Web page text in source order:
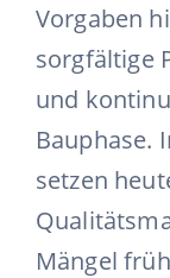
Vorgaben
sorgfältige
und
Bauphase.
setzen
Mängel